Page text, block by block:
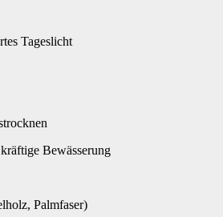
Tageslicht
Bewässerung
Palmfaser)